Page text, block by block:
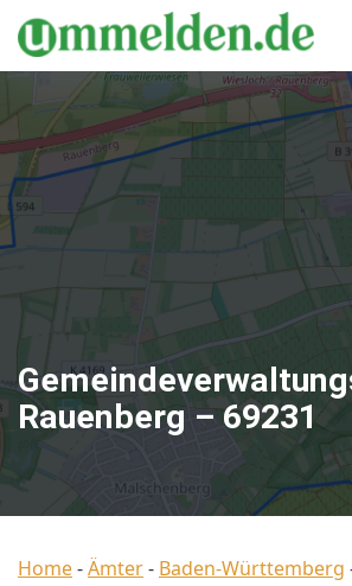
Rauenberg – 69231
Home-Ämter- Baden-Württemberg